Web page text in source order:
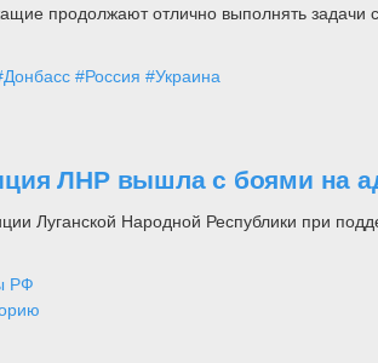
продолжают отлично выполнять задачи
#Россия #Украина
ЛНР вышла с боями на
Луганской Народной Республики при
РФ